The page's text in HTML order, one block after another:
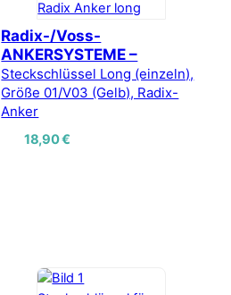
Radix-/Voss-
ANKERSYSTEME –
Steckschlüssel Long (einzeln),
Größe 01/V03 (Gelb), Radix-
Anker
18,90€